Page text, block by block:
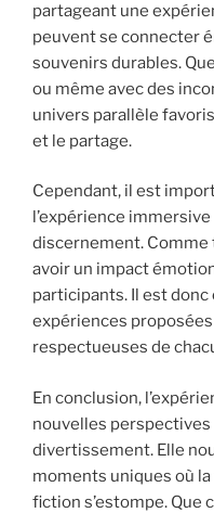
partageant une
peuvent se connecter
souvenirs durables.
ou même avec des
univers parallèle
et le partage.
Cependant, il est
l’expérience
discernement. Comme
avoir un impact
participants. Il est
expériences
respectueuses de
En conclusion,
nouvelles perspectives
divertissement. Elle
moments uniques où
fiction s’estompe. Que